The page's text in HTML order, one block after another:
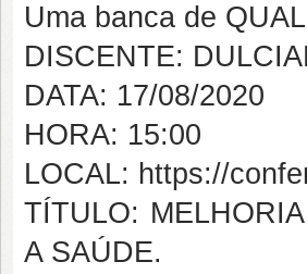
Uma banca de
DISCENTE:
DATA: 17/08/2020
HORA: 15:00
LOCAL: https://
TÍTULO:
A SAÚDE.